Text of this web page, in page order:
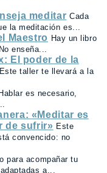
meditar Cada
la meditación es...
Maestro Hay un libro
enseña...
El poder de la
Este taller te llevará a la
Hablar es necesario,
«Meditar es
de sufrir» Este
convencido: no
para acompañar tu
a...